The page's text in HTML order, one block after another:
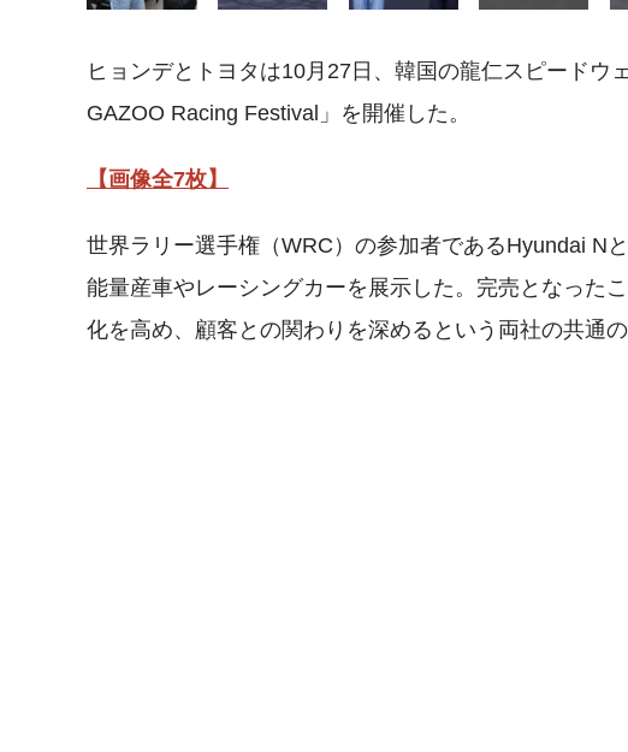
ヒョンデとトヨタは10月27日、韓国の龍仁スピードウ
GAZOO Racing Festival」を開催した。
【画像全7枚】
世界ラリー選手権（WRC）の参加者であるHyundai N
能量産車やレーシングカーを展示した。完売となった
化を高め、顧客との関わりを深めるという両社の共通